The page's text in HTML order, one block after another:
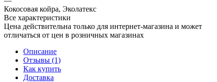
Кокосовая койра, Эколатекс
Все характеристики
Цена действительна только для интернет-магазина и может
отличаться от цен в розничных магазинах
Описание
Отзывы (1)
Как купить
Доставка